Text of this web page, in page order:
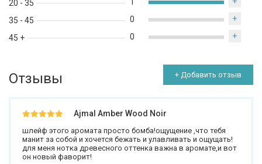
20 - 35
35 - 45
45 +
0 +
0 +
Отзывы + Добавить отзыв
Ajmal Amber Wood Noir
шлейф этого аромата просто бомба!ощущение ,что тебя
манит за собой и хочется бежать и улавливать и ощущать!
для меня нотка древесного оттенка важна в аромате,и вот
он новый фаворит!